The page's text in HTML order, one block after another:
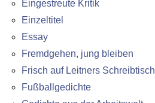
Eingestreute Kritik
Einzeltitel
Essay
Fremdgehen, jung bleiben
Frisch auf Leitners Schreibtisch
Fußballgedichte